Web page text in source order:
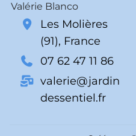
Valérie Blanco
Les Molières
(91), France
07 62 47 11 86
valerie@jardin
dessentiel.fr